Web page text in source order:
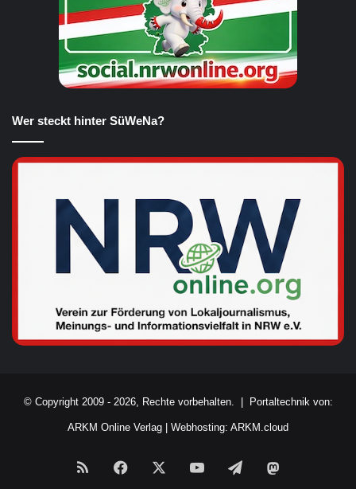
Wer steckt hinter SüWeNa?
© Copyright 2009 - 2026, Rechte vorbehalten. | Portaltechnik von:
ARKM Online Verlag Webhosting: ARKM.cloud
RSS Facebook YouTubeTelegram